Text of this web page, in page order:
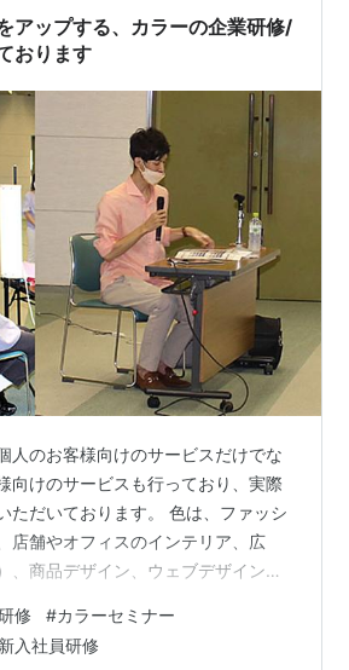
アップする、カラーの企業研修/
おります
人のお客様向けのサービスだけでな
向けのサービスも行っており、実際
ただいております。 色は、ファッシ
店舗やオフィスのインテリア、広
、商品デザイン、ウェブデザインと
して多くのメリットがあります。 例
ラーは、ただオシャレに見えるだけ
修 #カラーセミナー
新入社員研修